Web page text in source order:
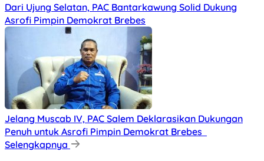
Dari Ujung Selatan, PAC Bantarkawung Solid Dukung
Asrofi Pimpin Demokrat Brebes
Jelang Muscab IV, PAC Salem Deklarasikan Dukungan
Penuh untuk Asrofi Pimpin Demokrat Brebes
Selengkapnya